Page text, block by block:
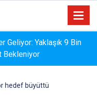
Geliyor: Yaklaşık 9 Bin
Bekleniyor
TEMİZLİK
hedef büyüttü